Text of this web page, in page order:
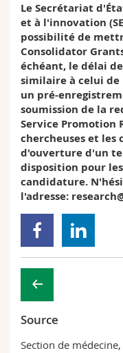
Le Secrétariat
et à l'innovation (
possibilité de
Consolidator
échéant, le délai
similaire à celui
un pré-
soumission de la
Service Promotion
chercheuses et les
d'ouverture d'un
disposition pour
candidature.
l'adresse:
Source
Section de